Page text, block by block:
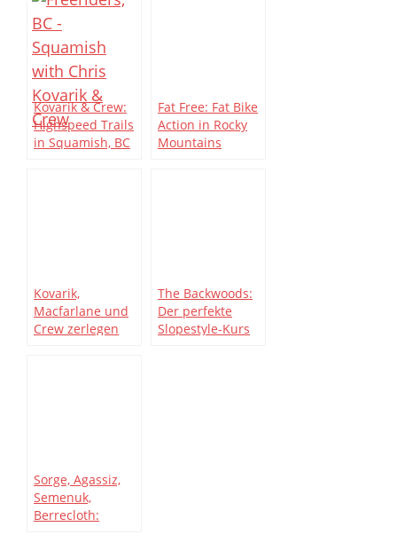
Kovarik & Crew:
Highspeed Trails
in Squamish, BC
Fat Free: Fat Bike
Action in Rocky
Mountains
Kovarik,
Macfarlane und
Crew zerlegen
The Backwoods:
Der perfekte
Slopestyle-Kurs
Sorge, Agassiz,
Semenuk,
Berrecloth: